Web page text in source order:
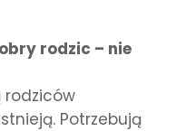
rodzic – nie
rodziców
Potrzebują